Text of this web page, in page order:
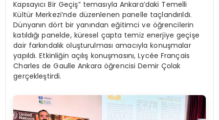
Kapsayıcı Bir Geçiş” temasıyla Ankara’daki Temelli
Kültür Merkezi’nde düzenlenen panelle taçlandırıldı.
Dünyanın dört bir yanından eğitimci ve öğrencilerin
katıldığı panelde, küresel çapta temiz enerjiye geçişe
dair farkındalık oluşturulması amacıyla konuşmalar
yapıldı. Etkinliğin açılış konuşmasını, Lycée Français
Charles de Gaulle Ankara öğrencisi Demir Çolak
gerçekleştirdi.